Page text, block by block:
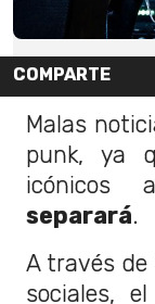
COMPARTE
Malas
punk, ya
icónicos
separará.
A través de
sociales,